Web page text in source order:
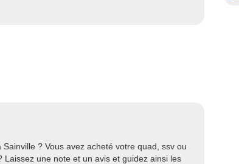
? Vous avez acheté votre quad, ssv ou
une note et un avis et guidez ainsi les